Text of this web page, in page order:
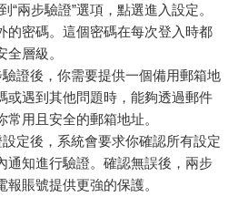
“兩步驗證”選項，點選進入設定。
的密碼。這個密碼在每次登入時都
層級。
證後，你需要提供一個備用郵箱地
或遇到其他問題時，能夠透過郵件
用且安全的郵箱地址。
定後，系統會要求你確認所有設定
通知進行驗證。確認無誤後，兩步
賬號提供更強的保護。